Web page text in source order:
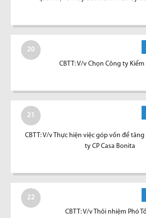
20
CBTT: V/v Chọn Công ty
21
CBTT: V/v Thực hiện việc góp vốn để
ty CP Casa Bonita
22
CBTT: V/v Thôi nhiệm Phó